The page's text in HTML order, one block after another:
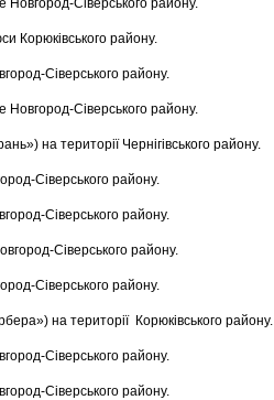
Новгород-Сіверського району.
Корюківського району.
Сіверського району.
Новгород-Сіверського району.
на території Чернігівського району.
Сіверського району.
Сіверського району.
Сіверського району.
Сіверського району.
на території Корюківського району.
Сіверського району.
Сіверського району.